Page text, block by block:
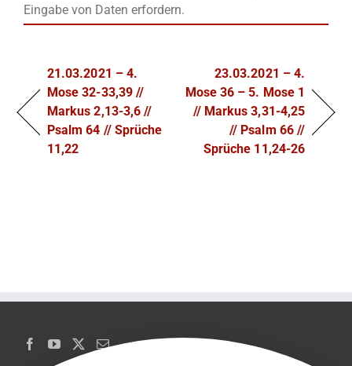
Eingabe von Daten erfordern.
21.03.2021 – 4.
Mose 32-33,39 //
Markus 2,13-3,6 //
Psalm 64 // Sprüche
11,22
23.03.2021 – 4.
Mose 36 – 5. Mose 1
// Markus 3,31-4,25
// Psalm 66 //
Sprüche 11,24-26